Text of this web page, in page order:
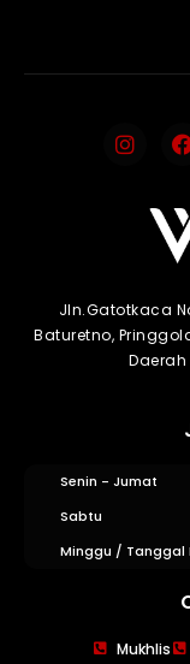
WIJAYA
Jln.Gatotkaca
Baturetno,
Senin - Jumat
Sabtu
Minggu / Tanggal
Mukhlis